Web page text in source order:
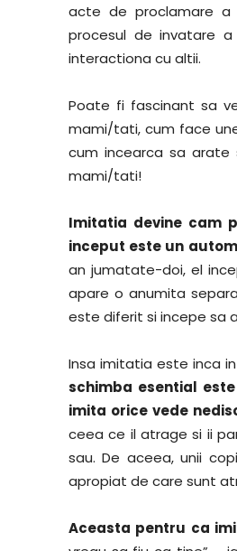
acte de proclamare a
procesul de invatare
interactiona cu altii.
Poate fi fascinant sa
mami/tati, cum face
cum incearca sa
mami/tati!
Imitatia devine cam
inceput este un
an jumatate-doi, el
apare o anumita
este diferit si incepe sa
Insa imitatia este inca
schimba esential
imita orice vede
ceea ce il atrage si ii
sau. De aceea, unii
apropiat de care sunt
Aceasta pentru ca